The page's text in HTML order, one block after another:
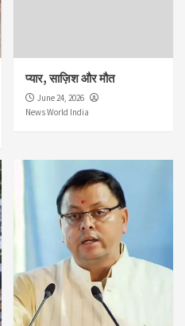
प्यार, साज़िश और मौत
June 24, 2026
News World India